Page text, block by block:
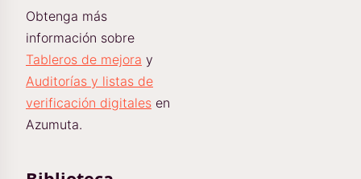
Obtenga más
información sobre
Tableros de mejora y
Auditorías y listas de
verificación digitales en
Azumuta.